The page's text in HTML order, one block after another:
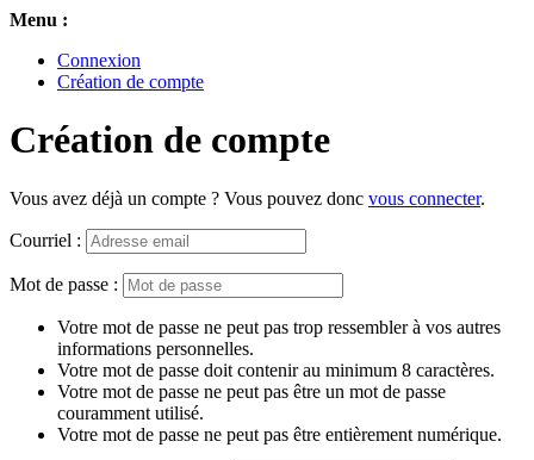
Menu :
Connexion
Création de compte
Création de compte
Vous avez déjà un compte ? Vous pouvez donc vous connecter.
Courriel :
Mot de passe :
Votre mot de passe ne peut pas trop ressembler à vos autres
informations personnelles.
Votre mot de passe doit contenir au minimum 8 caractères.
Votre mot de passe ne peut pas être un mot de passe
couramment utilisé.
Votre mot de passe ne peut pas être entièrement numérique.